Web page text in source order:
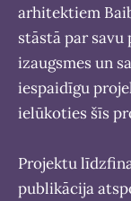
arhitektiem
stāstā par
izaugsmes un
iespaidīgu
ielūkoties šīs
Projektu
publikācija